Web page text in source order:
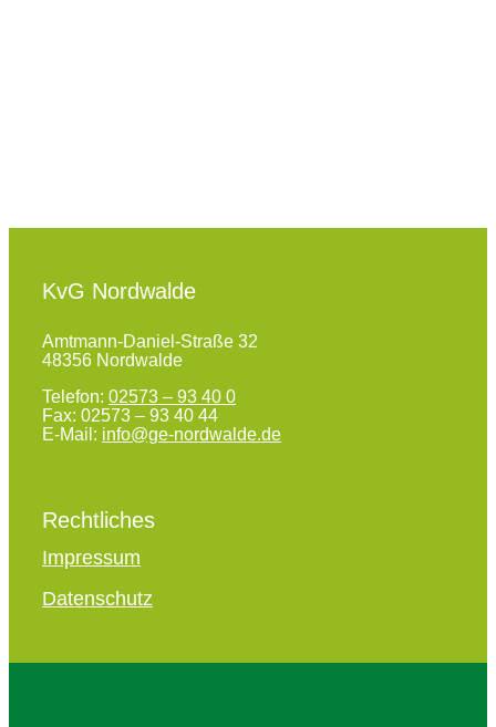
KvG Nordwalde
Amtmann-Daniel-Straße 32
48356 Nordwalde
Telefon: 02573 – 93 40 0
Fax: 02573 – 93 40 44
E-Mail: info@ge-nordwalde.de
Rechtliches
Impressum
Datenschutz